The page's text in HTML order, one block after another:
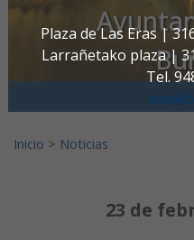
Plaza de Las Eras |
Larrañetako plaza |
Tel.
Inicio > Noticias
23 de